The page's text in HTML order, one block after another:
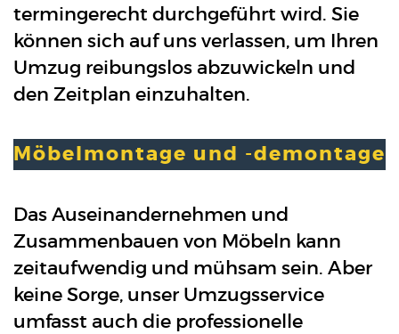
termingerecht durchgeführt wird. Sie
können sich auf uns verlassen, um Ihren
Umzug reibungslos abzuwickeln und
den Zeitplan einzuhalten.
Möbelmontage und -demontage
Das Auseinandernehmen und
Zusammenbauen von Möbeln kann
zeitaufwendig und mühsam sein. Aber
keine Sorge, unser Umzugsservice
umfasst auch die professionelle